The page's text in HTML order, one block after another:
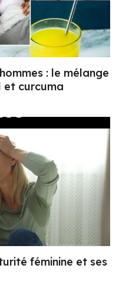
: le mélange
curcuma
féminine et ses